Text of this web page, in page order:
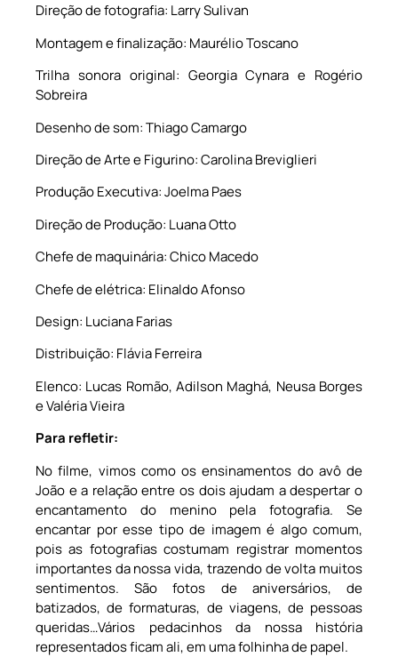
Direção de fotografia: Larry Sulivan
Montagem e finalização: Maurélio Toscano
Trilha sonora original: Georgia Cynara e Rogério
Sobreira
Desenho de som: Thiago Camargo
Direção de Arte e Figurino: Carolina Breviglieri
Produção Executiva: Joelma Paes
Direção de Produção: Luana Otto
Chefe de maquinária: Chico Macedo
Chefe de elétrica: Elinaldo Afonso
Design: Luciana Farias
Distribuição: Flávia Ferreira
Elenco: Lucas Romão, Adilson Maghá, Neusa Borges
e Valéria Vieira
Para refletir:
No filme, vimos como os ensinamentos do avô de
João e a relação entre os dois ajudam a despertar o
encantamento do menino pela fotografia. Se
encantar por esse tipo de imagem é algo comum,
pois as fotografias costumam registrar momentos
importantes da nossa vida, trazendo de volta muitos
sentimentos. São fotos de aniversários, de
batizados, de formaturas, de viagens, de pessoas
queridas…Vários pedacinhos da nossa história
representados ficam ali, em uma folhinha de papel.